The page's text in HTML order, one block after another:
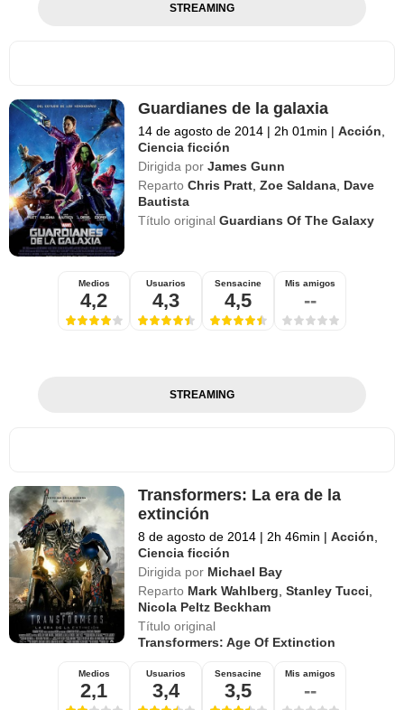
STREAMING
Guardianes de la galaxia
14 de agosto de 2014 | 2h 01min | Acción
Ciencia ficción
Dirigida por James Gunn
Reparto Chris Pratt ,Zoe Saldana Dave
Bautista
Título originalGuardians Of The Galaxy
Medios
4,2
Usuarios
4,3
Sensacine
4,5
Mis amigos
--
STREAMING
Transformers: La era de la
extinción
8 de agosto de 2014 | 2h 46min | Acción
Ciencia ficción
Dirigida por Michael Bay
Reparto Mark Wahlberg ,Stanley Tucci
Nicola Peltz Beckham
Título original
Transformers: Age Of Extinction
Medios
2,1
Usuarios
3,4
Sensacine
3,5
Mis amigos
--